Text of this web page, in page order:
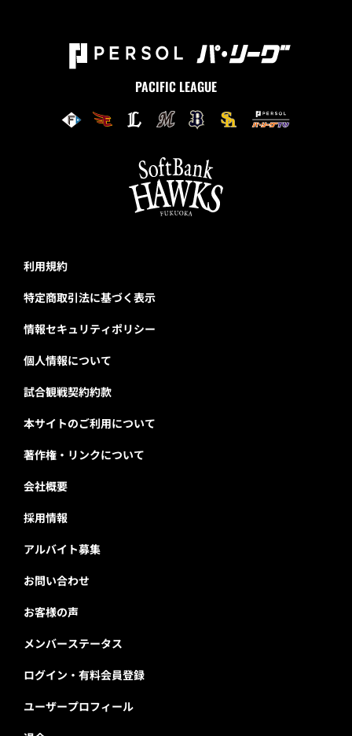
PACIFIC LEAGUE
利用規約
特定商取引法に基づく表示
情報セキュリティポリシー
個人情報について
試合観戦契約約款
本サイトのご利用について
著作権・リンクについて
会社概要
採用情報
アルバイト募集
お問い合わせ
お客様の声
メンバーステータス
ログイン・有料会員登録
ユーザープロフィール